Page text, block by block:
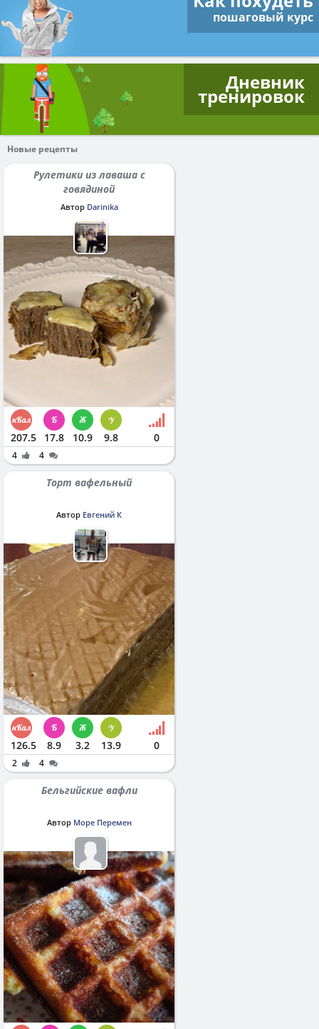
пошаговый курс
Дневник
тренировок
Новые рецепты
Рулетики из лаваша с
говядиной
Автор Darinika
207.5 17.8 10.9 9.8 0
4 4
Торт вафельный
Автор Евгений К
126.5 8.9 3.2 13.9 0
2 4
Бельгийские вафли
Автор Море Перемен